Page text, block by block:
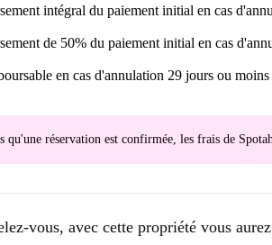
intégral du paiement initial en cas
de 50% du paiement initial en cas
en cas d'annulation 29 jours ou
qu'une réservation est confirmée, les frais de
vous, avec cette propriété vous